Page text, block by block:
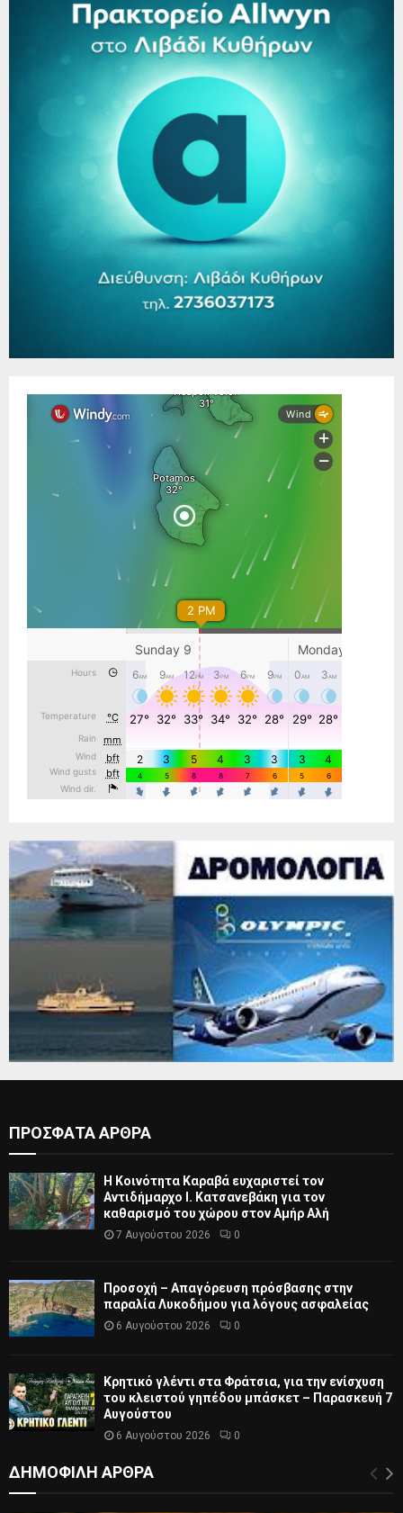
ΠΡΟΣΦΑΤΑ ΑΡΘΡΑ
Η Κοινότητα Καραβά ευχαριστεί τον
Αντιδήμαρχο Ι. Κατσανεβάκη για τον
καθαρισμό του χώρου στον Αμήρ Αλή
7 Αυγούστου 2026 0
Προσοχή – Απαγόρευση πρόσβασης στην
παραλία Λυκοδήμου για λόγους ασφαλείας
6 Αυγούστου 2026 0
Κρητικό γλέντι στα Φράτσια, για την ενίσχυση
του κλειστού γηπέδου μπάσκετ – Παρασκευή 7
Αυγούστου
6 Αυγούστου 2026 0
ΔΗΜΟΦΙΛΗ ΑΡΘΡΑ